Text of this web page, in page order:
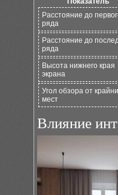
Расстояние до
ряда
Расстояние до
ряда
Высота нижнего края
экрана
Угол обзора от
мест
Влияние